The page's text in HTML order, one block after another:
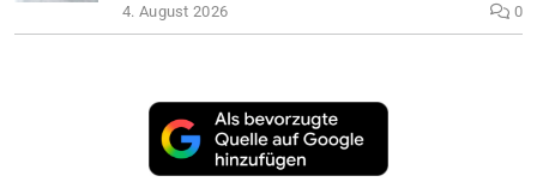
4. August 2026 0